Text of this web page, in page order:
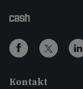
Kontakt